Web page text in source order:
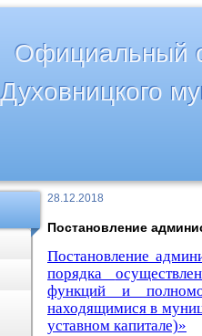
Официальный
Духовницкого
28.12.2018
Постановление
Постановление
порядка
функций и
находящимися в
уставном капитале)»